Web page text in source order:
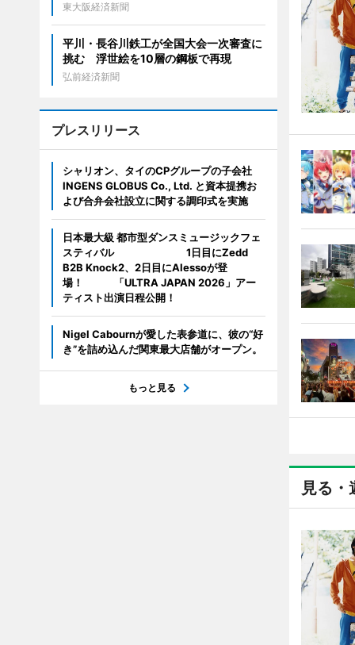
見る・
東大阪経済新聞
平川・長谷川鉄工が全国大会一次審査に
挑む 浮世絵を10層の鋼板で再現
弘前経済新聞
プレスリリース
シャリオン、タイのCPグループの子会社
INGENS GLOBUS Co., Ltd. と資本提携お
よび合弁会社設立に関する調印式を実施
日本最大級 都市型ダンスミュージックフェ
スティバル 1日目にZedd
B2B Knock2、2日目にAlessoが登
場！ 「ULTRA JAPAN 2026」アー
ティスト出演日程公開！
Nigel Cabournが愛した表参道に、彼の“好
き”を詰め込んだ関東最大店舗がオープン。
もっと見る